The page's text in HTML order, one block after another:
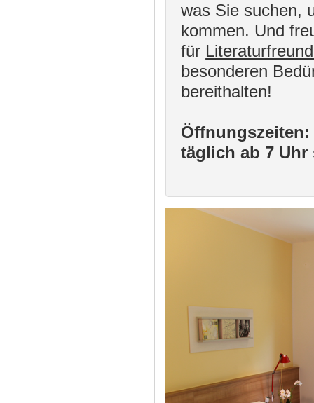
was Sie suchen,
kommen. Und
für
besonderen
bereithalten!
Öffnungszeiten:
täglich ab 7